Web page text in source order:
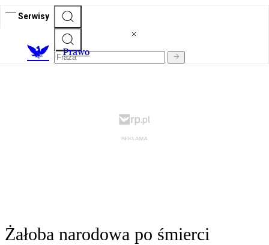
Serwisy
Prawo
Żałoba narodowa po śmierci